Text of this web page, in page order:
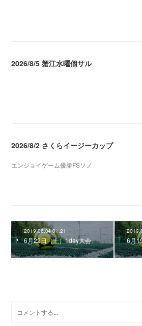
2026/8/5 蟹江水曜個サル
2026/8/2 さくらイージーカップ
エンジョイゲーム優勝FSソノ
2019.06.04 01:21
6月22日（土）1day大会 6月